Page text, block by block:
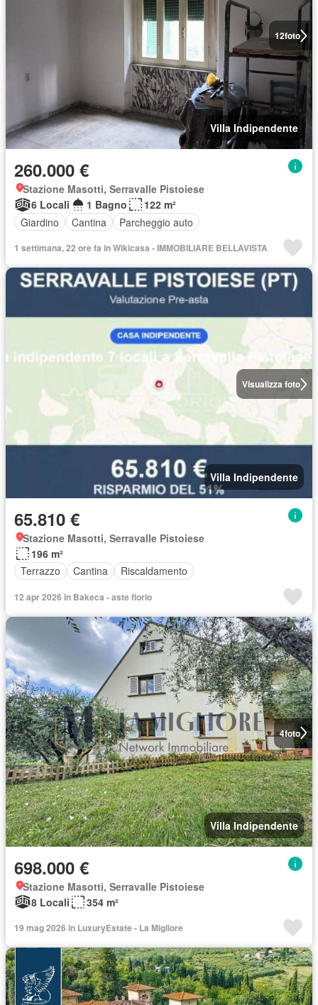
12foto
Villa Indipendente
260.000 €
Stazione Masotti, Serravalle Pistoiese
6 Locali
1 Bagno
122 m²
Giardino
Cantina Parcheggio auto
1 settimana, 22 ore fa in Wikicasa - IMMOBILIARE BELLAVISTA
Visualizza foto
Villa Indipendente
65.810 €
Stazione Masotti, Serravalle Pistoiese
196 m²
Terrazzo
Cantina Riscaldamento
12 apr 2026 in Bakeca - aste florio
4foto
Villa Indipendente
698.000 €
Stazione Masotti, Serravalle Pistoiese
8 Locali
354 m²
19 mag 2026 in LuxuryEstate - La Migliore